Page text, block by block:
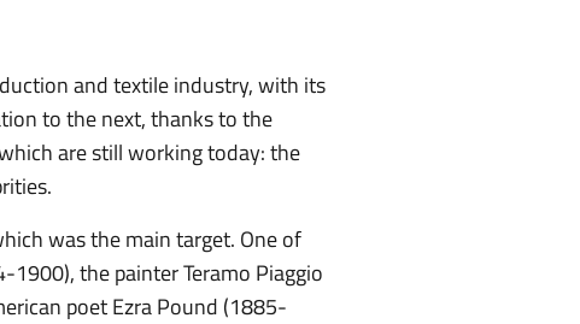
and textile industry, with its
to the next, thanks to the
are still working today: the
was the main target. One of
1900), the painter Teramo Piaggio
poet Ezra Pound (1885-